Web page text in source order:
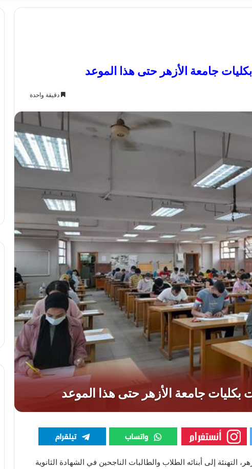
جامعة الأزهر حتى هذا الموعد
دقيقة واحدة
التهنئة إلى أبنائه الطلاب والطالبات الناجحين في الشهادة الثانوية